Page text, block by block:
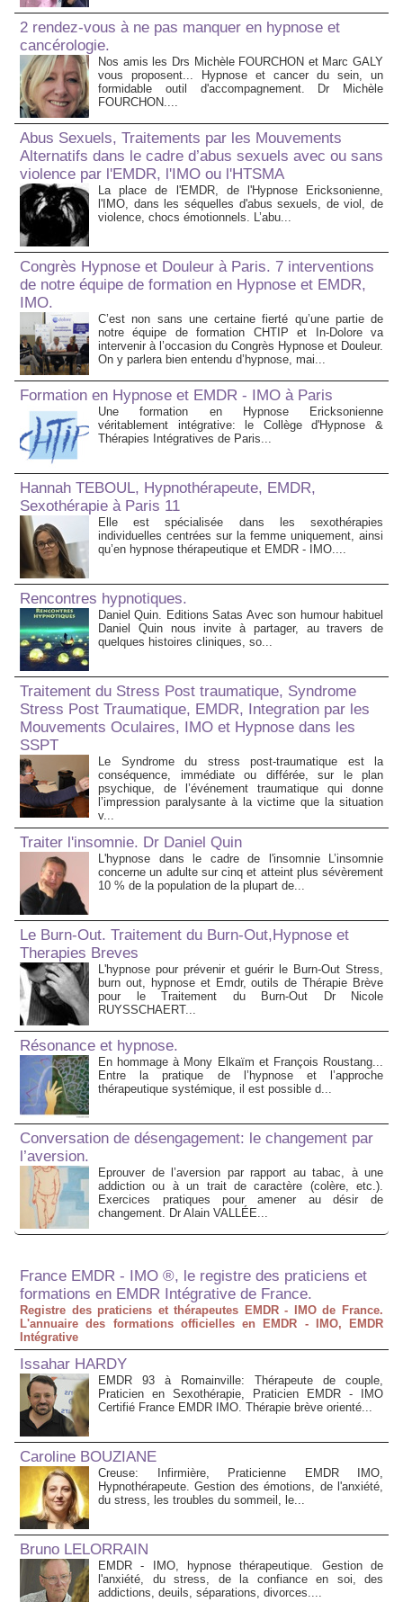
2 rendez-vous à ne pas manquer en hypnose et
cancérologie.
Nos amis les Drs Michèle FOURCHON et Marc GALY
vous proposent... Hypnose et cancer du sein, un
formidable outil d'accompagnement. Dr Michèle
FOURCHON....
Abus Sexuels, Traitements par les Mouvements
Alternatifs dans le cadre d’abus sexuels avec ou sans
violence par l'EMDR, l'IMO ou l'HTSMA
La place de l'EMDR, de l'Hypnose Ericksonienne,
l'IMO, dans les séquelles d'abus sexuels, de viol, de
violence, chocs émotionnels. L’abu...
Congrès Hypnose et Douleur à Paris. 7 interventions
de notre équipe de formation en Hypnose et EMDR,
IMO.
C’est non sans une certaine fierté qu’une partie de
notre équipe de formation CHTIP et In-Dolore va
intervenir à l’occasion du Congrès Hypnose et Douleur.
On y parlera bien entendu d’hypnose, mai...
Formation en Hypnose et EMDR - IMO à Paris
Une formation en Hypnose Ericksonienne
véritablement intégrative: le Collège d'Hypnose &
Thérapies Intégratives de Paris...
Hannah TEBOUL, Hypnothérapeute, EMDR,
Sexothérapie à Paris 11
Elle est spécialisée dans les sexothérapies
individuelles centrées sur la femme uniquement, ainsi
qu’en hypnose thérapeutique et EMDR - IMO....
Rencontres hypnotiques.
Daniel Quin. Editions Satas Avec son humour habituel
Daniel Quin nous invite à partager, au travers de
quelques histoires cliniques, so...
Traitement du Stress Post traumatique, Syndrome
Stress Post Traumatique, EMDR, Integration par les
Mouvements Oculaires, IMO et Hypnose dans les
SSPT
Le Syndrome du stress post-traumatique est la
conséquence, immédiate ou différée, sur le plan
psychique, de l’événement traumatique qui donne
l’impression paralysante à la victime que la situation
v...
Traiter l'insomnie. Dr Daniel Quin
L'hypnose dans le cadre de l'insomnie L’insomnie
concerne un adulte sur cinq et atteint plus sévèrement
10 % de la population de la plupart de...
Le Burn-Out. Traitement du Burn-Out,Hypnose et
Therapies Breves
L'hypnose pour prévenir et guérir le Burn-Out Stress,
burn out, hypnose et Emdr, outils de Thérapie Brève
pour le Traitement du Burn-Out Dr Nicole
RUYSSCHAERT...
Résonance et hypnose.
En hommage à Mony Elkaïm et François Roustang...
Entre la pratique de l’hypnose et l’approche
thérapeutique systémique, il est possible d...
Conversation de désengagement: le changement par
l’aversion.
Eprouver de l’aversion par rapport au tabac, à une
addiction ou à un trait de caractère (colère, etc.).
Exercices pratiques pour amener au désir de
changement. Dr Alain VALLÉE...
France EMDR - IMO ®, le registre des praticiens et
formations en EMDR Intégrative de France.
Registre des praticiens et thérapeutes EMDR - IMO de France.
L'annuaire des formations officielles en EMDR - IMO, EMDR
Intégrative
Issahar HARDY
EMDR 93 à Romainville: Thérapeute de couple,
Praticien en Sexothérapie, Praticien EMDR - IMO
Certifié France EMDR IMO. Thérapie brève orienté...
Caroline BOUZIANE
Creuse: Infirmière, Praticienne EMDR IMO,
Hypnothérapeute. Gestion des émotions, de l'anxiété,
du stress, les troubles du sommeil, le...
Bruno LELORRAIN
EMDR - IMO, hypnose thérapeutique. Gestion de
l'anxiété, du stress, de la confiance en soi, des
addictions, deuils, séparations, divorces....